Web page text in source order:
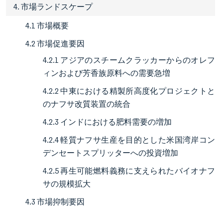
4. 市場ランドスケープ
4.1 市場概要
4.2 市場促進要因
4.2.1 アジアのスチームクラッカーからのオレフ
ィンおよび芳香族原料への需要急増
4.2.2 中東における精製所高度化プロジェクトと
のナフサ改質装置の統合
4.2.3 インドにおける肥料需要の増加
4.2.4 軽質ナフサ生産を目的とした米国湾岸コン
デンセートスプリッターへの投資増加
4.2.5 再生可能燃料義務に支えられたバイオナフ
サの規模拡大
4.3 市場抑制要因